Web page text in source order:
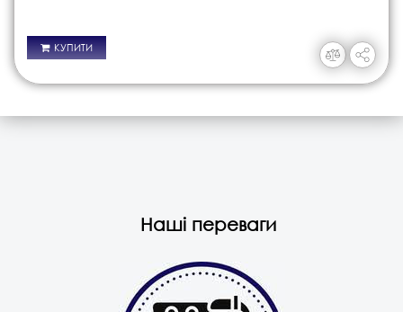
КУПИТИ
Наші переваги